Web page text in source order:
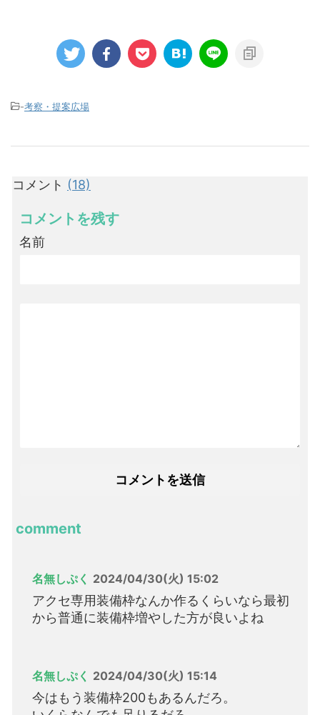
-考察・提案広場
コメント (18)
コメントを残す
名前
comment
名無しぷく 2024/04/30(火) 15:02
アクセ専用装備枠なんか作るくらいなら最初
から普通に装備枠増やした方が良いよね
名無しぷく 2024/04/30(火) 15:14
今はもう装備枠200もあるんだろ。